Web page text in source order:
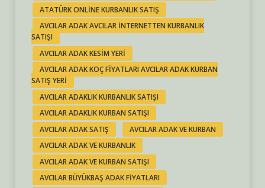
ATATÜRK ONLINE KURBANLIK SATIŞ
AVCILAR ADAK AVCILAR INTERNETTEN KURBANLIK
SATIŞI
AVCILAR ADAK KESIM YERI
AVCILAR ADAK KOÇ FIYATLARI AVCILAR ADAK KURBAN
SATIŞ YERI
AVCILAR ADAKLIK KURBANLIK SATIŞI
AVCILAR ADAKLIK KURBAN SATIŞI
AVCILAR ADAK SATIŞ
AVCILAR ADAK VE KURBAN
AVCILAR ADAK VE KURBANLIK
AVCILAR ADAK VE KURBAN SATIŞI
AVCILAR BÜYÜKBAŞ ADAK FIYATLARI